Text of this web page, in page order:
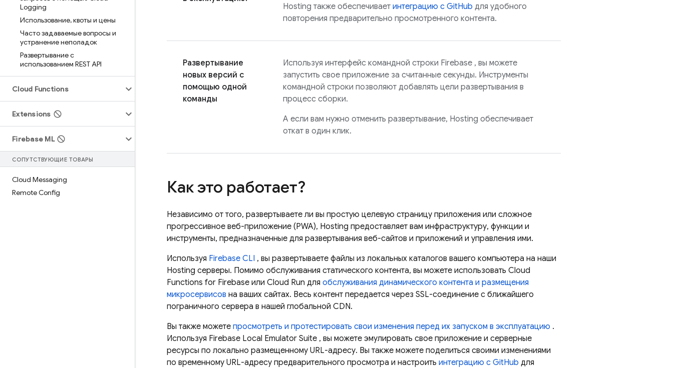
Logging
Использование,квоты и цены
Часто задаваемые вопросы и
устранение неполадок
Развертывание с
использованием REST API
Cloud Functions
Extensions
Firebase ML
СОПУТСТВУЮЩИЕ ТОВАРЫ
Cloud Messaging
Remote Config
Hosting также обеспечивает интеграцию с GitHub для удобного
повторения предварительно просмотренного контента.
Развертывание
новых версий с
помощью одной
команды
Используя интерфейс командной строки Firebase , вы можете
запустить свое приложение за считанные секунды. Инструменты
командной строки позволяют добавлять цели развертывания в
процесс сборки.
А если вам нужно отменить развертывание, Hosting обеспечивает
откат в один клик.
Как это работает?
Независимо от того, развертываете ли вы простую целевую страницу приложения или сложное
прогрессивное веб-приложение (PWA), Hosting предоставляет вам инфраструктуру, функции и
инструменты, предназначенные для развертывания веб-сайтов и приложений и управления ими.
Используя Firebase CLI , вы развертываете файлы из локальных каталогов вашего компьютера на наши
Hosting серверы. Помимо обслуживания статического контента, вы можете использовать Cloud
Functions for Firebase или Cloud Run для обслуживания динамического контента и размещения
микросервисов на ваших сайтах. Весь контент передается через SSL-соединение с ближайшего
пограничного сервера в нашей глобальной CDN.
Вы также можете просмотреть и протестировать свои изменения перед их запуском в эксплуатацию .
Используя Firebase Local Emulator Suite , вы можете эмулировать свое приложение и серверные
ресурсы по локально размещенному URL-адресу. Вы также можете поделиться своими изменениями
по временному URL-адресу предварительного просмотра и настроить интеграцию с GitHub для